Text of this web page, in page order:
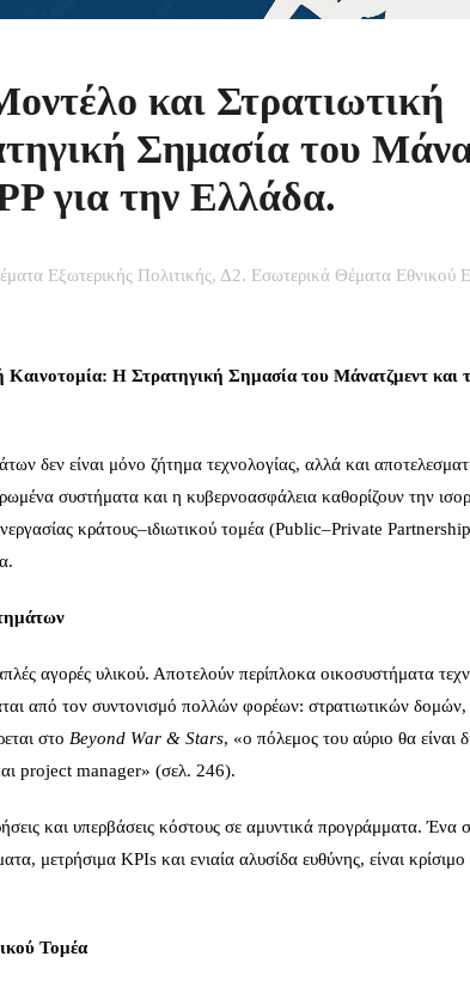
και Στρατιωτική
Σημασία του
για την Ελλάδα.
Εξωτερικής Πολιτικής, Δ2. Εσωτερικά Θέματα Εθνικού
Καινοτομία: Η Στρατηγική Σημασία του Μάνατζμεντ και
δεν είναι μόνο ζήτημα τεχνολογίας, αλλά και
συστήματα και η κυβερνοασφάλεια καθορίζουν την
κράτους–ιδιωτικού τομέα (Public–Private
αγορές υλικού. Αποτελούν περίπλοκα οικοσυστήματα
από τον συντονισμό πολλών φορέων: στρατιωτικών
στο Beyond War & Stars, «ο πόλεμος του αύριο θα είναι
project manager» (σελ. 246).
και υπερβάσεις κόστους σε αμυντικά προγράμματα. Ένα
μετρήσιμα KPIs και ενιαία αλυσίδα ευθύνης, είναι
Τομέα